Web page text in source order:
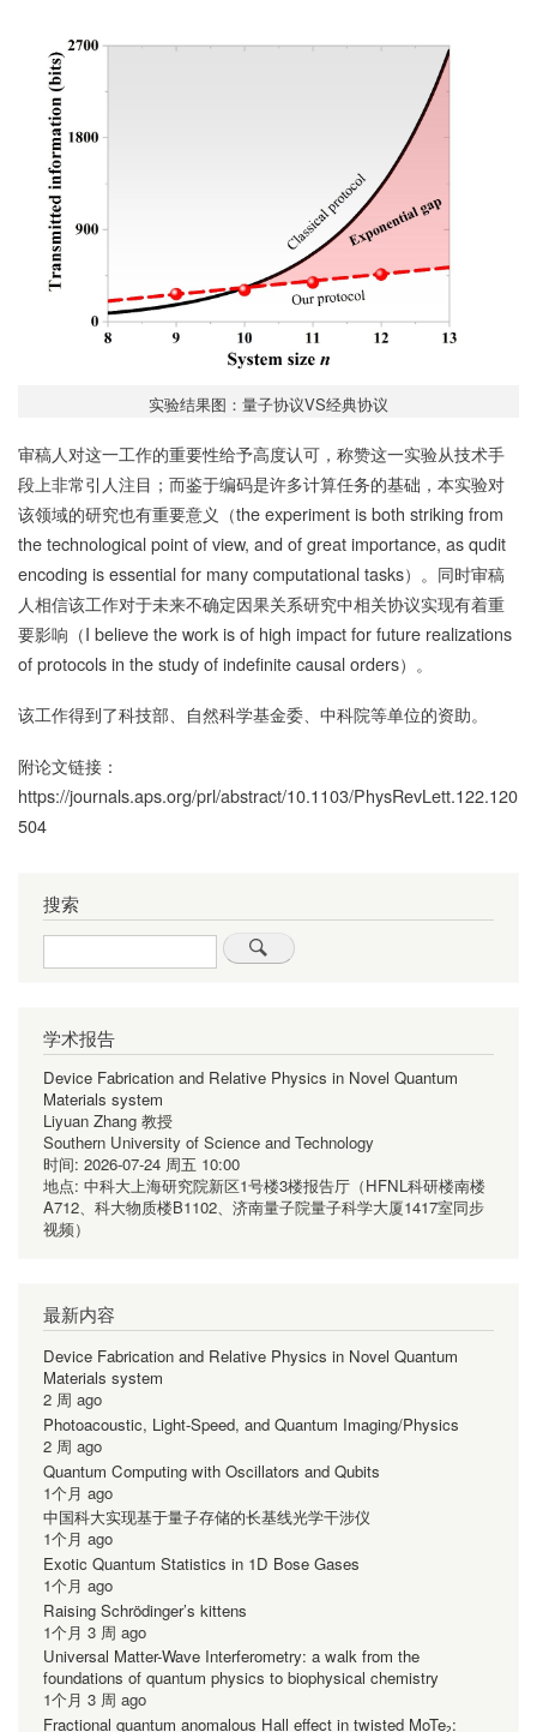
实验结果图：量子协议VS经典协议
审稿人对这一工作的重要性给予高度认可，称赞这一实验从技术手
段上非常引人注目；而鉴于编码是许多计算任务的基础，本实验对
该领域的研究也有重要意义（the experiment is both striking from
the technological point of view, and of great importance, as qudit
encoding is essential for many computational tasks）。同时审稿
人相信该工作对于未来不确定因果关系研究中相关协议实现有着重
要影响（I believe the work is of high impact for future realizations
of protocols in the study of indefinite causal orders）。
该工作得到了科技部、自然科学基金委、中科院等单位的资助。
附论文链接：
https://journals.aps.org/prl/abstract/10.1103/PhysRevLett.122.120
504
搜索
Search
学术报告
Device Fabrication and Relative Physics in Novel Quantum
Materials system
Liyuan Zhang 教授
Southern University of Science and Technology
时间: 2026-07-24 周五 10:00
地点: 中科大上海研究院新区1号楼3楼报告厅（HFNL科研楼南楼
A712、科大物质楼B1102、济南量子院量子科学大厦1417室同步
视频）
最新内容
Device Fabrication and Relative Physics in Novel Quantum
Materials system
2 周 ago
Photoacoustic, Light-Speed, and Quantum Imaging/Physics
2 周 ago
Quantum Computing with Oscillators and Qubits
1个月 ago
中国科大实现基于量子存储的长基线光学干涉仪
1个月 ago
Exotic Quantum Statistics in 1D Bose Gases
1个月 ago
Raising Schrödinger’s kittens
1个月 3 周 ago
Universal Matter-Wave Interferometry: a walk from the
foundations of quantum physics to biophysical chemistry
1个月 3 周 ago
Fractional quantum anomalous Hall effect in twisted MoTe₂: